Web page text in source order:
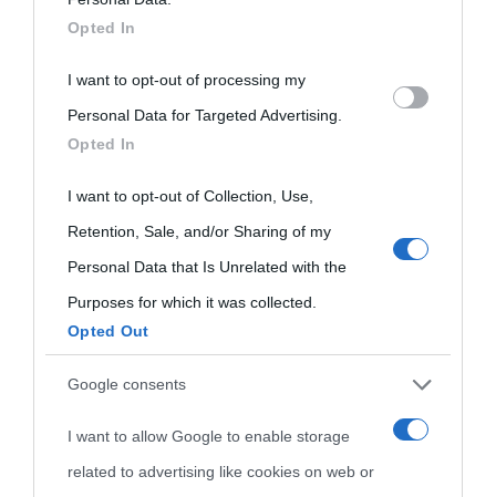
disclose it to other third parties.
Please note that this website/app uses one or more Google
services and may gather and store information including but
not limited to your visit or usage behaviour. You may click to
grant or deny consent to Google and its third-party tags to
use your data for below specified purposes in below Google
consent section.
Opted In
I want to opt-out of processing my
Personal Data for Targeted Advertising.
Opted In
I want to opt-out of Collection, Use,
Retention, Sale, and/or Sharing of my
Personal Data that Is Unrelated with the
Purposes for which it was collected.
Opted Out
Google consents
I want to allow Google to enable storage
related to advertising like cookies on web or
Cultura
Cultura è un blog del sito Biografieonline © 2012-2025 •
come Affiliato Amazon il sito ricava commissioni sugli acquisti